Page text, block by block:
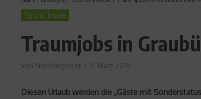
Sports Inside
Traumjobs in
Von Nils Borgstedt 11. März 2010
Diesen Urlaub werden die „Gäste mit